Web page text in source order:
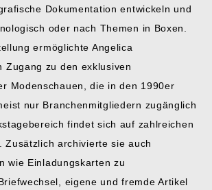
Dokumentation entwickeln und
oder nach Themen in Boxen.
ermöglichte Angelica
Zugang zu den exklusiven
Modenschauen, die in den 1990er
nur Branchenmitgliedern zugänglich
findet sich auf zahlreichen
Zusätzlich archivierte sie auch
wie Einladungskarten zu
eigene und fremde Artikel